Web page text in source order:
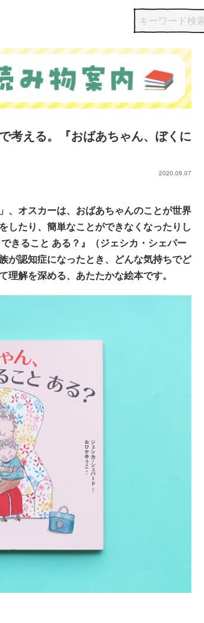
考える。『おばあちゃん、ぼくに
2020.09.07
、オスカーは、おばあちゃんのことが世界
したり、簡単なことができなくなったりし
きること ある？』（ジェシカ・シェパー
認知症になったとき、どんな気持ちでど
解を深める、あたたかな絵本です。